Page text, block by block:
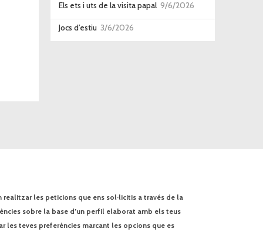
Els ets i uts de la visita papal 9/6/2026
Jocs d’estiu 3/6/2026
les peticions que ens sol·licitis a través de la
sobre la base d’un perfil elaborat amb els teus
les teves preferències marcant les opcions que es